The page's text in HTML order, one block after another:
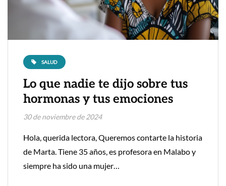
SALUD
Lo que nadie te dijo sobre tus
hormonas y tus emociones
30 de noviembre de 2024
Hola, querida lectora, Queremos contarte la historia
de Marta. Tiene 35 años, es profesora en Malabo y
siempre ha sido una mujer…